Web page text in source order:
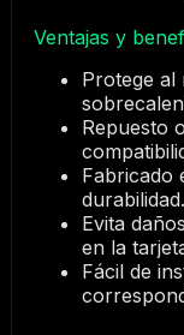
Ventajas y
Protege
Repuesto
Fabricado
durabilidad.
Evita
en la
Fácil de